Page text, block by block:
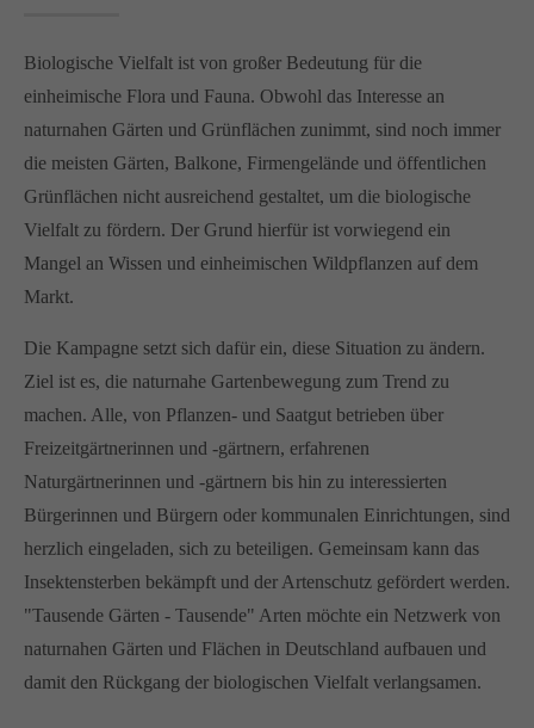
Biologische Vielfalt ist von großer Bedeutung für die
einheimische Flora und Fauna. Obwohl das Interesse an
naturnahen Gärten und Grünflächen zunimmt, sind noch immer
die meisten Gärten, Balkone, Firmengelände und öffentlichen
Grünflächen nicht ausreichend gestaltet, um die biologische
Vielfalt zu fördern. Der Grund hierfür ist vorwiegend ein
Mangel an Wissen und einheimischen Wildpflanzen auf dem
Markt.
Die Kampagne setzt sich dafür ein, diese Situation zu ändern.
Ziel ist es, die naturnahe Gartenbewegung zum Trend zu
machen. Alle, von Pflanzen- und Saatgut betrieben über
Freizeitgärtnerinnen und -gärtnern, erfahrenen
Naturgärtnerinnen und -gärtnern bis hin zu interessierten
Bürgerinnen und Bürgern oder kommunalen Einrichtungen, sind
herzlich eingeladen, sich zu beteiligen. Gemeinsam kann das
Insektensterben bekämpft und der Artenschutz gefördert werden.
"Tausende Gärten - Tausende" Arten möchte ein Netzwerk von
naturnahen Gärten und Flächen in Deutschland aufbauen und
damit den Rückgang der biologischen Vielfalt verlangsamen.